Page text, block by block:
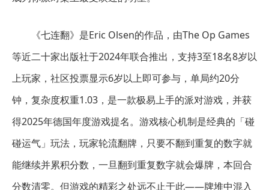
《七连翻》是Eric Olsen的作品，由The Op Games
等近二十家出版社于2024年联合推出，支持3至18名8岁以
上玩家，社区投票显示6岁以上即可参与，单局约20分
钟，复杂度权重1.03，是一款极易上手的派对游戏，并获
得2025年德国年度游戏提名。游戏核心机制是经典的「碰
碰运气」玩法，玩家轮流翻牌，只要不翻到重复的数字就
能继续并累积分数，一旦翻到重复数字就会爆牌，本回合
分数清零。但游戏的精彩之处远不止于此——牌堆中混入